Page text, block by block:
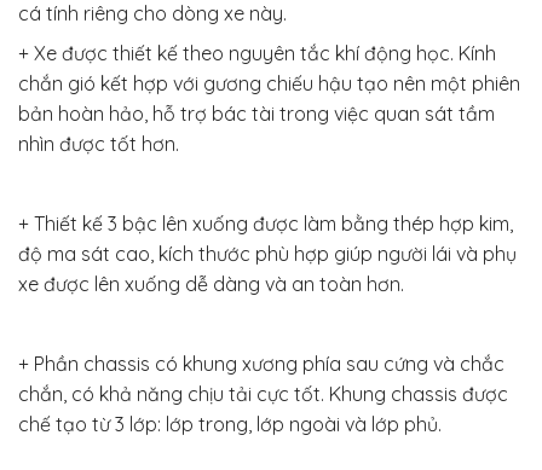
cá tính riêng cho dòng xe này.
+ Xe được thiết kế theo nguyên tắc khí động học. Kính
chắn gió kết hợp với gương chiếu hậu tạo nên một phiên
bản hoàn hảo, hỗ trợ bác tài trong việc quan sát tầm
nhìn được tốt hơn.
+ Thiết kế 3 bậc lên xuống được làm bằng thép hợp kim,
độ ma sát cao, kích thước phù hợp giúp người lái và phụ
xe được lên xuống dễ dàng và an toàn hơn.
+ Phần chassis có khung xương phía sau cứng và chắc
chắn, có khả năng chịu tải cực tốt. Khung chassis được
chế tạo từ 3 lớp: lớp trong, lớp ngoài và lớp phủ.